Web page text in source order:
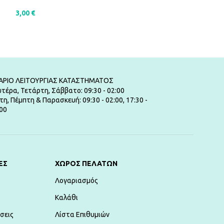
3,00 €
ΛΕΙΤΟΥΡΓΙΑΣ ΚΑΤΑΣΤΗΜΑΤΟΣ
Τετάρτη, Σάββατο: 09:30 - 02:00
Πέμπτη & Παρασκευή: 09:30 - 02:00, 17:30 -
ΧΏΡΟΣ ΠΕΛΑΤΏΝ
Λογαριασμός
Καλάθι
Λίστα Επιθυμιών